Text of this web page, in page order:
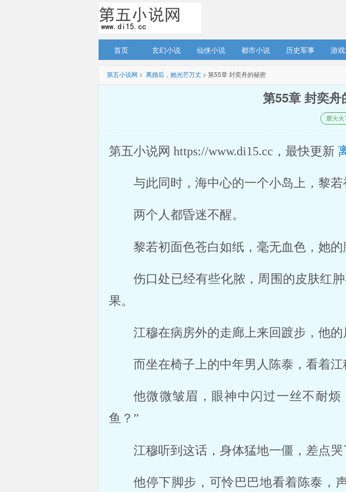
首页 玄幻小说 仙侠小说 都市小说 历史军事 游
第五小说网 > 离婚后，她光芒万丈 > 第55章 封奕舟的秘密
第55章 封奕舟
鹿火火
第五小说网 https://www.di15.cc，最快更新
与此同时，海中心的一个小岛上，黎
两个人都昏迷不醒。
黎若初面色苍白如纸，毫无血色，她
伤口处已经有些化脓，周围的皮肤红
果。
江穆在病房外的走廊上来回踱步，他的
而坐在椅子上的中年男人陈泰，看着
他微微皱眉，眼神中闪过一丝不耐
鱼？”
江穆听到这话，身体猛地一僵，差点哭
他停下脚步，可怜巴巴地看着陈泰，